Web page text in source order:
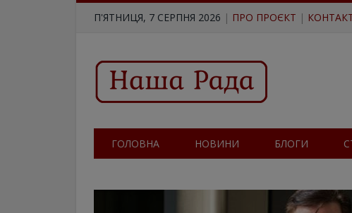
П'ЯТНИЦЯ, 7 СЕРПНЯ 2026 | ПРО ПРОЄКТ |
ГОЛОВНА НОВИНИ БЛОГИ